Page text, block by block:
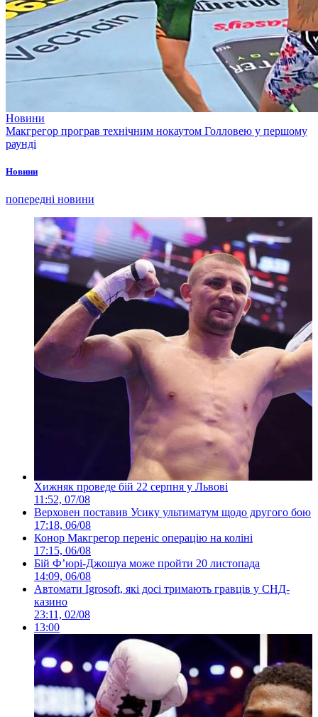
Новини
Макгрегор програв технічним нокаутом Голловею у першому
раунді
Новини
попередні новини
Хижняк проведе бій 22 серпня у Львові
11:52, 07/08
Верховен поставив Усику ультиматум щодо другого бою
17:18, 06/08
Конор Макгрегор переніс операцію на коліні
17:15, 06/08
Бій Ф’юрі-Джошуа може пройти 20 листопада
14:09, 06/08
Автомати Igrosoft, які досі тримають гравців у СНД-
казино
23:11, 02/08
13:00